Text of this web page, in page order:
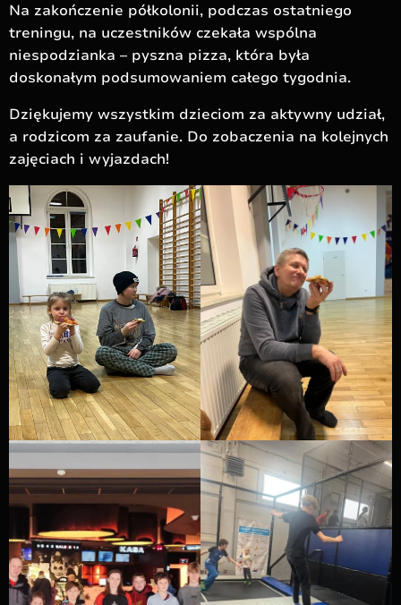
Na zakończenie półkolonii, podczas ostatniego
treningu, na uczestników czekała wspólna
niespodzianka – pyszna pizza, która była
doskonałym podsumowaniem całego tygodnia.
Dziękujemy wszystkim dzieciom za aktywny udział,
a rodzicom za zaufanie. Do zobaczenia na kolejnych
zajęciach i wyjazdach!